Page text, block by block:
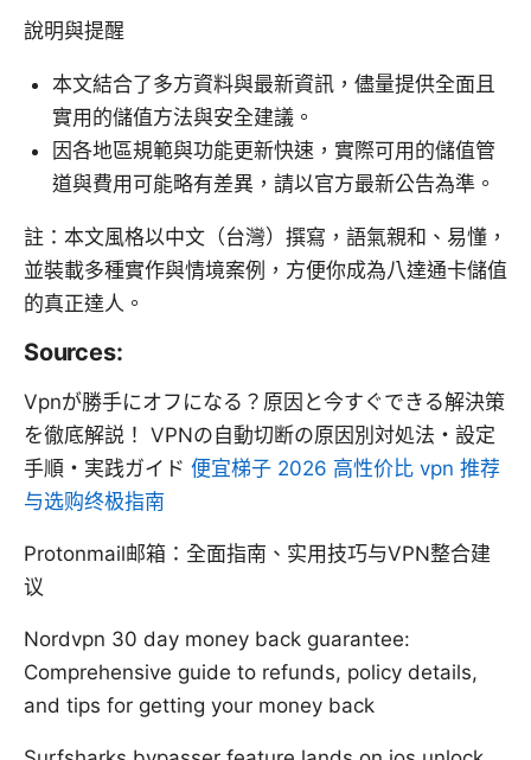
說明與提醒
本文結合了多方資料與最新資訊，儘量提供全面且
實用的儲值方法與安全建議。
因各地區規範與功能更新快速，實際可用的儲值管
道與費用可能略有差異，請以官方最新公告為準。
註：本文風格以中文（台灣）撰寫，語氣親和、易懂，
並裝載多種實作與情境案例，方便你成為八達通卡儲值
的真正達人。
Sources:
Vpnが勝手にオフになる？原因と今すぐできる解決策
を徹底解説！ VPNの自動切断の原因別対処法・設定
手順・実践ガイド 便宜梯子 2026 高性价比 vpn 推荐
与选购终极指南
Protonmail邮箱：全面指南、实用技巧与VPN整合建
议
Nordvpn 30 day money back guarantee:
Comprehensive guide to refunds, policy details,
and tips for getting your money back